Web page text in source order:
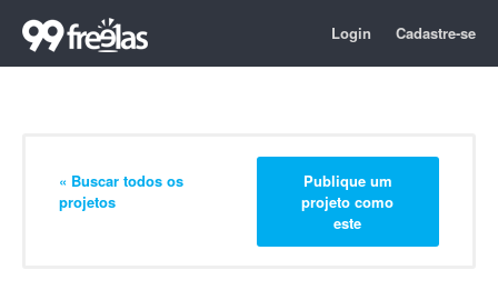
Login Cadastre-se
« Buscar todos os
projetos
Publique um
projeto como
este